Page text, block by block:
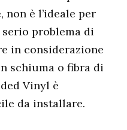
è l’ideale per
problema di
in considerazione
schiuma o fibra di
Vinyl è
da installare.